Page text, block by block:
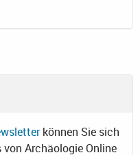
können Sie sich
Archäologie Online